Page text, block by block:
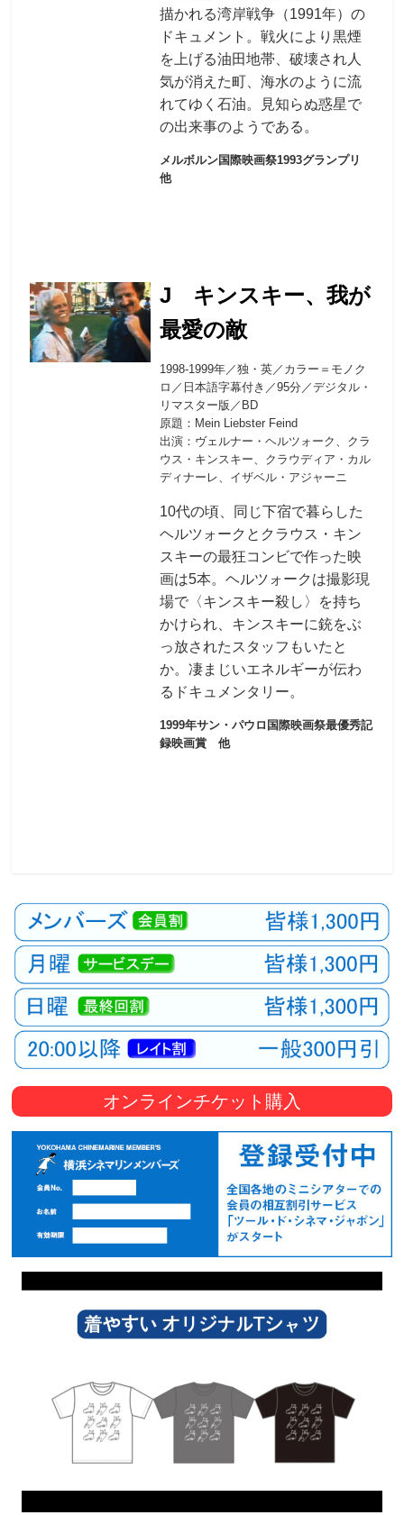
描かれる湾岸戦争（1991年）の
ドキュメント。戦火により黒煙
を上げる油田地帯、破壊され人
気が消えた町、海水のように流
れてゆく石油。見知らぬ惑星で
の出来事のようである。
メルボルン国際映画祭1993グランプリ
他
J キンスキー、我が
最愛の敵
1998-1999年／独・英／カラー＝モノク
ロ／日本語字幕付き／95分／デジタル・
リマスター版／BD
原題：Mein Liebster Feind
出演：ヴェルナー・ヘルツォーク、クラ
ウス・キンスキー、クラウディア・カル
ディナーレ、イザベル・アジャーニ
10代の頃、同じ下宿で暮らした
ヘルツォークとクラウス・キン
スキーの最狂コンビで作った映
画は5本。ヘルツォークは撮影現
場で〈キンスキー殺し〉を持ち
かけられ、キンスキーに銃をぶ
っ放されたスタッフもいたと
か。凄まじいエネルギーが伝わ
るドキュメンタリー。
1999年サン・パウロ国際映画祭最優秀記
録映画賞 他
オンラインチケット購入